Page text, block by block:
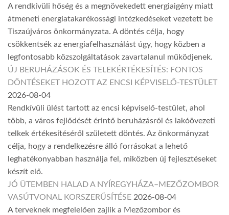
A rendkívüli hőség és a megnövekedett energiaigény miatt
átmeneti energiatakarékossági intézkedéseket vezetett be
Tiszaújváros önkormányzata. A döntés célja, hogy
csökkentsék az energiafelhasználást úgy, hogy közben a
legfontosabb közszolgáltatások zavartalanul működjenek.
ÚJ BERUHÁZÁSOK ÉS TELEKÉRTÉKESÍTÉS: FONTOS
DÖNTÉSEKET HOZOTT AZ ENCSI KÉPVISELŐ-TESTÜLET
2026-08-04
Rendkívüli ülést tartott az encsi képviselő-testület, ahol
több, a város fejlődését érintő beruházásról és lakóövezeti
telkek értékesítéséről született döntés. Az önkormányzat
célja, hogy a rendelkezésre álló forrásokat a lehető
leghatékonyabban használja fel, miközben új fejlesztéseket
készít elő.
JÓ ÜTEMBEN HALAD A NYÍREGYHÁZA–MEZŐZOMBOR
VASÚTVONAL KORSZERŰSÍTÉSE 2026-08-04
A terveknek megfelelően zajlik a Mezőzombor és